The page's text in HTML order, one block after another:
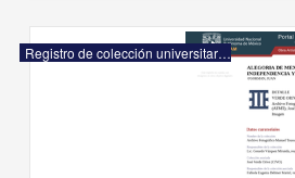
Registro de colección universitaria